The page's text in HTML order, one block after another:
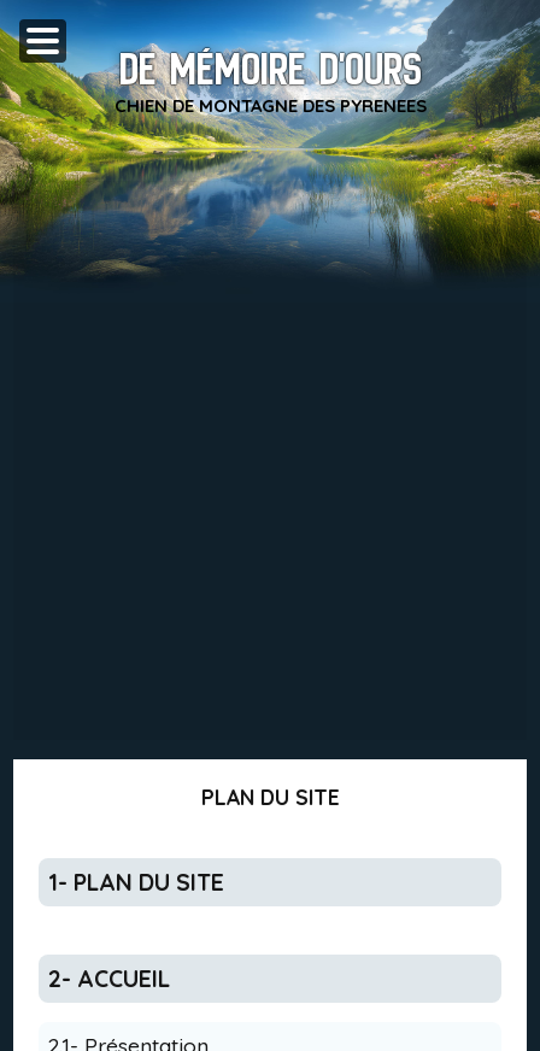
DE MÉMOIRE D'OURS
CHIEN DE MONTAGNE DES PYRENEES
PLAN DU SITE
1- PLAN DU SITE
2- ACCUEIL
2.1- Présentation